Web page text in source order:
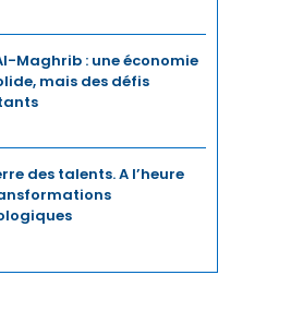
Maghrib : une économie
mais des défis
des talents. A l’heure